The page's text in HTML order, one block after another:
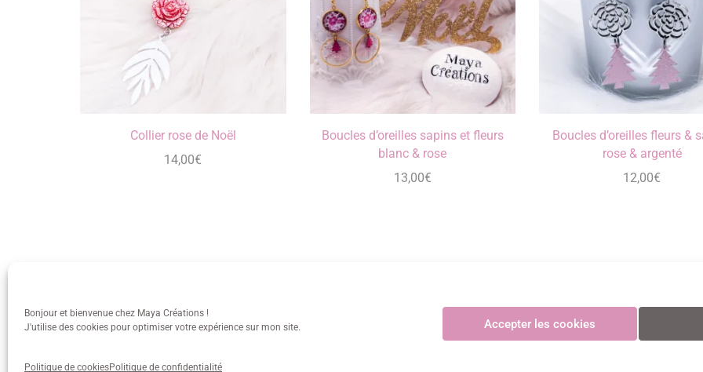
Bonjour et bienvenue chez Maya Créations !
J'utilise des cookies pour optimiser votre expérience sur mon site.
Accepter les cookies
Politique de cookiesPolitique de confidentialité
Collier rose de Noël
14,00€
Boucles d’oreilles sapins et fleurs
blanc & rose
13,00€
Boucles d’oreilles fleurs &
rose & argenté
12,00€
Maya Créations
info@mayacreations.fr Politique des cookies